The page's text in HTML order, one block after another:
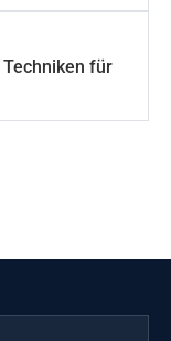
Techniken für